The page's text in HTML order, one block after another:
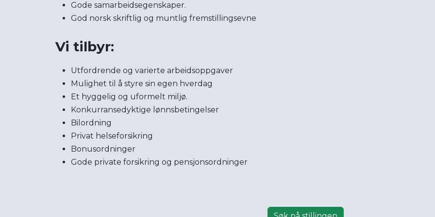
Gode samarbeidsegenskaper.
God norsk skriftlig og muntlig fremstillingsevne
Vi tilbyr:
Utfordrende og varierte arbeidsoppgaver
Mulighet til å styre sin egen hverdag
Et hyggelig og uformelt miljø.
Konkurransedyktige lønnsbetingelser
Bilordning
Privat helseforsikring
Bonusordninger
Gode private forsikring og pensjonsordninger